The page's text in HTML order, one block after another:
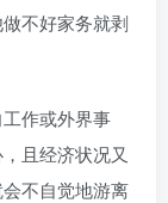
不好家务就剥
作或外界事
且经济状况又
不自觉地游离